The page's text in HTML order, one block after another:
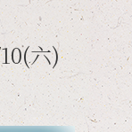
六)